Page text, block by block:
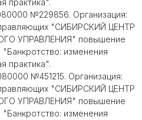
практика".
№229856. Организация:
"СИБИРСКИЙ ЦЕНТР
УПРАВЛЕНИЯ" повышение
изменения
практика".
№451215. Организация:
"СИБИРСКИЙ ЦЕНТР
УПРАВЛЕНИЯ" повышение
изменения